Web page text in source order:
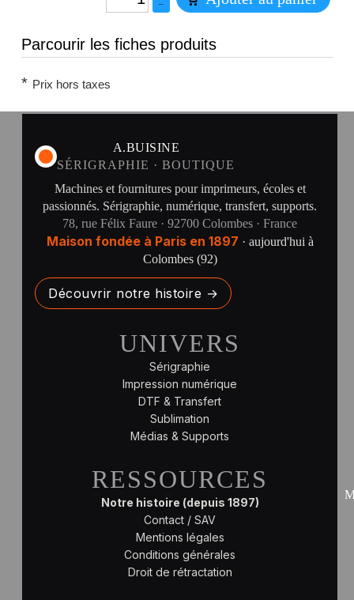
–
Parcourir les fiches produits
* Prix hors taxes
A.BUISINE
SÉRIGRAPHIE · BOUTIQUE
Machines et fournitures pour imprimeurs, écoles et
passionnés. Sérigraphie, numérique, transfert, supports.
78, rue Félix Faure · 92700 Colombes · France
Maison fondée à Paris en 1897 · aujourd'hui à
Colombes (92)
Découvrir notre histoire →
UNIVERS
Sérigraphie
Impression numérique
DTF & Transfert
Sublimation
Médias & Supports
RESSOURCES
Notre histoire (depuis 1897)
Contact / SAV
Mentions légales
Conditions générales
Droit de rétractation